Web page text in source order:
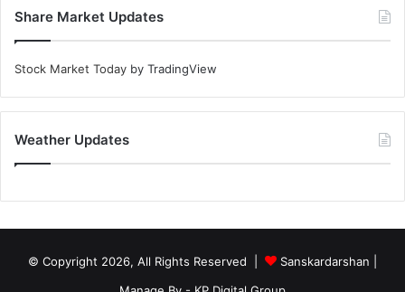
Share Market Updates
Stock Market Today by TradingView
Weather Updates
© Copyright 2026, All Rights Reserved | Sanskardarshan